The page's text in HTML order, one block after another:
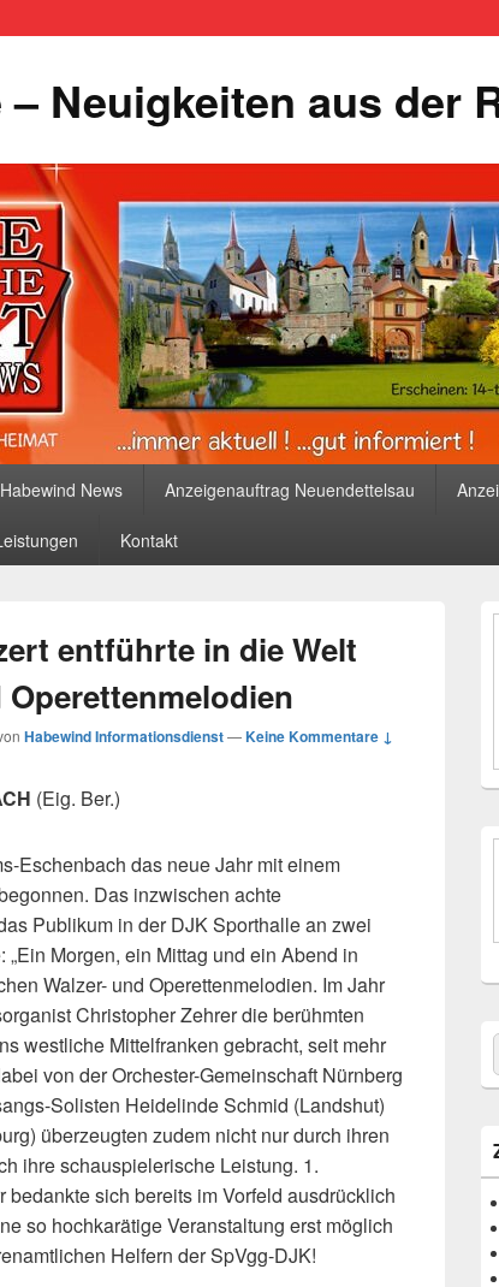
Neuigkeiten aus der
News Anzeigenauftrag Neuendettelsau
Kontakt
entführte in die Welt
Habewind Informationsdienst—Keine Kommentare ↓
(Eig. Ber.)
Eschenbach das neue Jahr mit einem
Das inzwischen achte
Publikum in der DJK Sporthalle an zwei
„Ein Morgen, ein Mittag und ein Abend in
Walzer- und Operettenmelodien. Im Jahr
Christopher Zehrer die berühmten
westliche Mittelfranken gebracht, seit mehr
von der Orchester-Gemeinschaft Nürnberg
Solisten Heidelinde Schmid (Landshut)
überzeugten zudem nicht nur durch ihren
ihre schauspielerische Leistung. 1.
bedankte sich bereits im Vorfeld ausdrücklich
so hochkarätige Veranstaltung erst möglich
Helfern der SpVgg-DJK!